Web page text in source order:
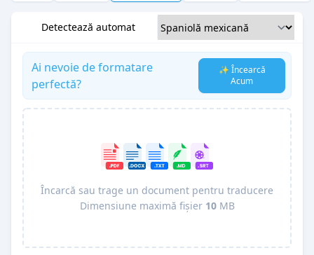
Detectează automat
Ai nevoie de formatare
perfectă?
✨ Încearcă
Acum
Încarcă sau trage un document pentru traducere
Dimensiune maximă fișier 10MB